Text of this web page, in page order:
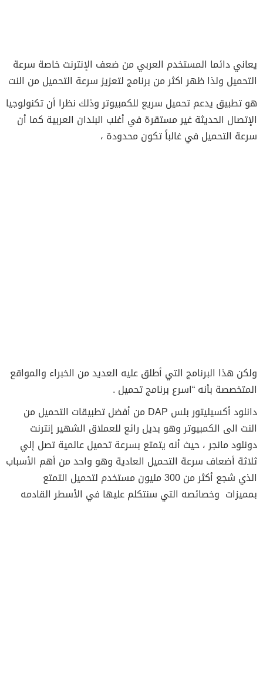
يعاني دائما المستخدم العربي من ضعف الإنترنت خاصة سرعة
التحميل ولذا ظهر اكثر من برنامج لتعزيز سرعة التحميل من النت
هو تطبيق يدعم تحميل سريع للكمبيوتر وذلك نظرا أن تكنولوجيا
الإتصال الحديثة غير مستقرة في أغلب البلدان العربية كما أن
سرعة التحميل في غالباً تكون محدودة ،
ولكن هذا البرنامج التي أطلق عليه العديد من الخبراء والمواقع
المتخصصة بأنه “اسرع برنامج تحميل .
دانلود أكسيليتور بلس DAP من أفضل تطبيقات التحميل من
النت الى الكمبيوتر وهو بديل رائع للعملاق الشهير إنترنت
دونلود مانجر ، حيث أنه يتمتع بسرعة تحميل عالمية تصل إلي
ثلاثة أضعاف سرعة التحميل العادية وهو واحد من أهم الأسباب
الذي شجع أكثر من 300 مليون مستخدم لتحميل التمتع
بمميزات وخصائصه التي سنتكلم عليها في الأسطر القادمه